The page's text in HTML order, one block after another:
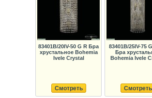
83401B/20IV-50 G R Бра
хрустальное Bohemia
Ivele Crystal
Смотреть
83401B/25IV-75
Бра
Bohemia Ivele
Смотреть